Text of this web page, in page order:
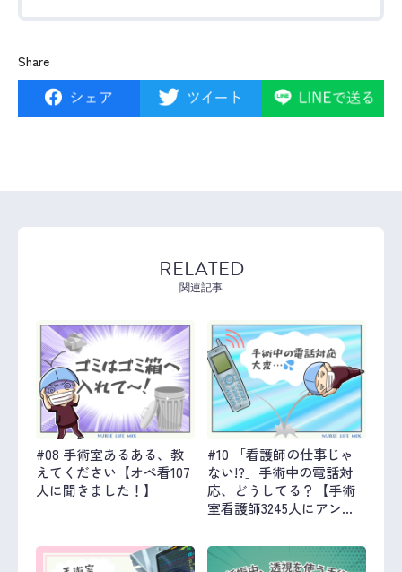
Share
RELATED
関連記事
#08 手術室あるある、教
えてください【オペ看107
人に聞きました！】
#10 「看護師の仕事じゃ
ない!?」手術中の電話対
応、どうしてる？【手術
室看護師3245人にアンケ